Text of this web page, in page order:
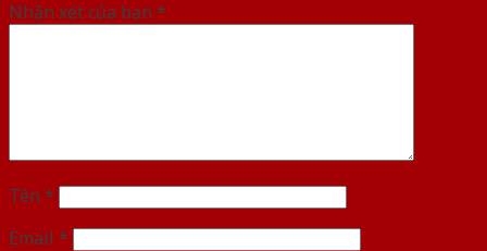
Nhận xét của bạn *
Tên *
Email *